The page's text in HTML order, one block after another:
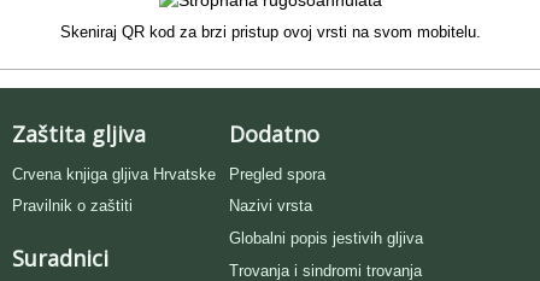
Skeniraj QR kod za brzi pristup ovoj vrsti na svom mobitelu.
Zaštita gljiva
Crvena knjiga gljiva Hrvatske
Pravilnik o zaštiti
Suradnici
Dodatno
Pregled spora
Nazivi vrsta
Globalni popis jestivih gljiva
Trovanja i sindromi trovanja